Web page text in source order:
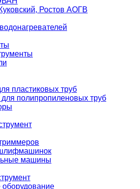
Ростов АОГВ
пластиковых труб
полипропиленовых труб
машины